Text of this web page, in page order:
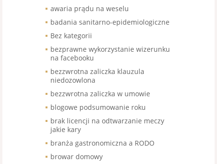
awaria prądu na weselu
badania sanitarno-epidemiologiczne
Bez kategorii
bezprawne wykorzystanie wizerunku
na facebooku
bezzwrotna zaliczka klauzula
niedozowlona
bezzwrotna zaliczka w umowie
blogowe podsumowanie roku
brak licencji na odtwarzanie meczy
jakie kary
branża gastronomiczna a RODO
browar domowy